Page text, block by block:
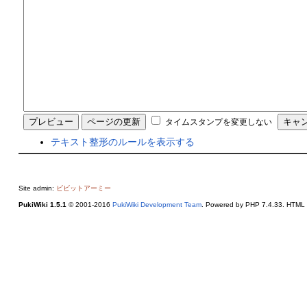
タイムスタンプを変更しない
テキスト整形のルールを表示する
Site admin: ビビットアーミー
PukiWiki 1.5.1 © 2001-2016 PukiWiki Development Team. Powered by PHP 7.4.33. HTML